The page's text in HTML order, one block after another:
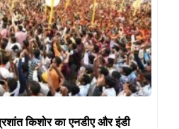
किशोर का एनडीए और इंडी